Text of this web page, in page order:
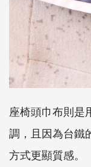
座椅頭巾布則是
調，且因為台鐵
方式更顯質感。